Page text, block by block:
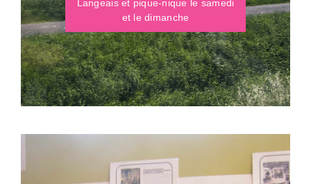
Langeais et pique-nique le samedi
et le dimanche